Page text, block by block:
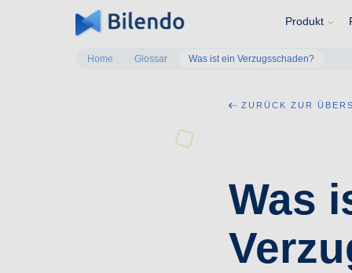
Produkt
Home Glossar Was ist ein Verzugsschaden?
ZURÜCK ZUR
Was